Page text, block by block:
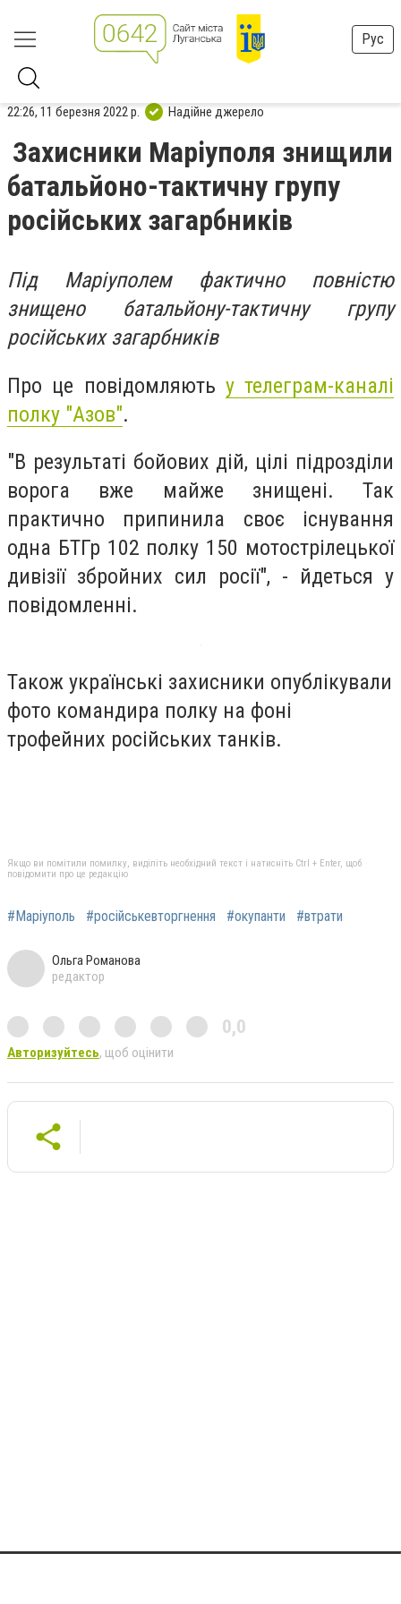
Рус
22:26, 11 березня 2022 р. Надійне джерело
Захисники Маріуполя знищили
батальйоно-тактичну групу
російських загарбників
Під Маріуполем фактично повністю
знищено батальйону-тактичну групу
російських загарбників
Про це повідомляють у телеграм-каналі
полку "Азов".
"В результаті бойових дій, цілі підрозділи
ворога вже майже знищені. Так
практично припинила своє існування
одна БТГр 102 полку 150 мотострілецької
дивізії збройних сил росії", - йдеться у
повідомленні.
Також українські захисники опублікували
фото командира полку на фоні
трофейних російських танків.
Якщо ви помітили помилку, виділіть необхідний текст і натисніть Ctrl + Enter, щоб
повідомити про це редакцію
#Маріуполь #російськевторгнення #окупанти #втрати
Ольга Романова
редактор
0,0
Авторизуйтесь, щоб оцінити